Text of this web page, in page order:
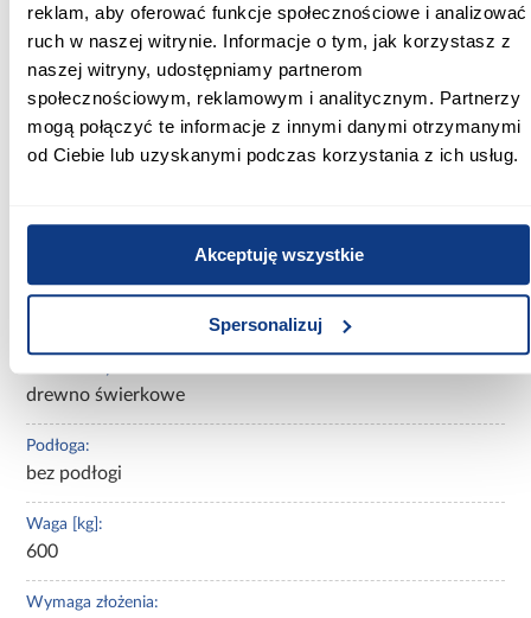
reklam, aby oferować funkcje społecznościowe i analizować
ruch w naszej witrynie. Informacje o tym, jak korzystasz z
naszej witryny, udostępniamy partnerom
społecznościowym, reklamowym i analitycznym. Partnerzy
mogą połączyć te informacje z innymi danymi otrzymanymi
od Ciebie lub uzyskanymi podczas korzystania z ich usług.
Akceptuję wszystkie
Spersonalizuj
Szerokość [cm]:
162,4
Głębokość [cm]:
289,2
Rodzaj asortymentu:
drewno świerkowe
Podłoga:
bez podłogi
Waga [kg]:
600
Wymaga złożenia: